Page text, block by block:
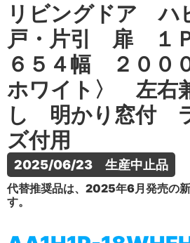
リビングドア
戸・片引 扉 １
６５４幅 ２００
ホワイト〉 左右
し 明かり窓付
ズ付用
2025/06/23　生産中止品
代替推奨品は、2025年6月発売の
す。